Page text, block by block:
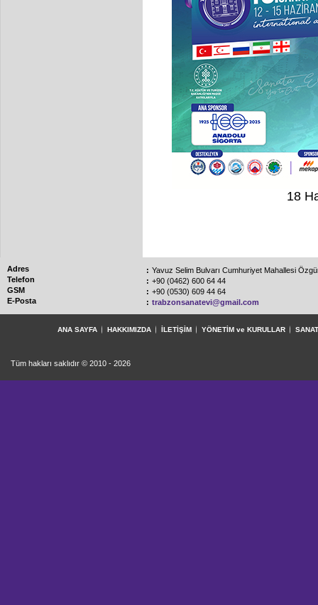
18
Adres : Yavuz Selim Bulvarı Cumhuriyet Mahallesi
Telefon
: +90 (0462) 600 64 44
GSM
: +90 (0530) 609 44 64
E-Posta
: trabzonsanatevi@gmail.com
ANA SAYFA HAKKIMIZDA İLETİŞİM YÖNETİM ve KURULLAR
Tüm hakları saklıdır © 2010 - 2026